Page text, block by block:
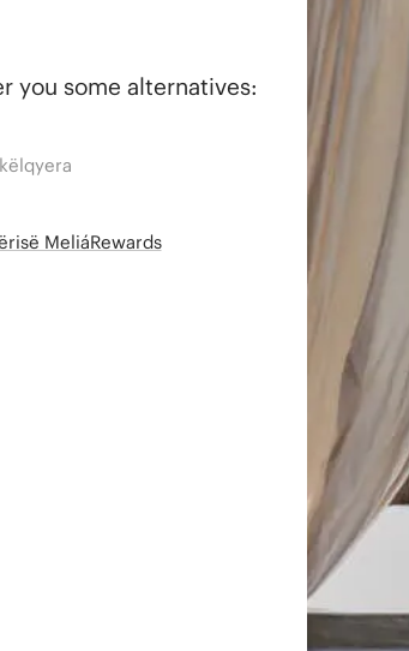
you some alternatives:
MeliáRewards